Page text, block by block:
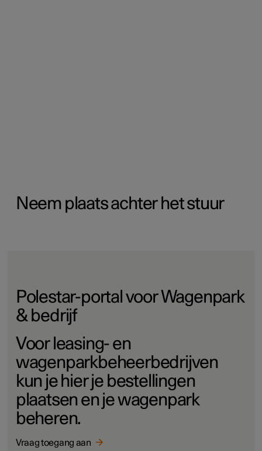
Neem plaats achter het stuur
Polestar-portal voor Wagenpark
& bedrijf
Voor leasing- en
wagenparkbeheerbedrijven
kun je hier je bestellingen
plaatsen en je wagenpark
beheren.
Vraag toegang aan